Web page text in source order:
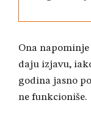
Ona
daju izjavu,
godina jasno
ne funkcioniše.